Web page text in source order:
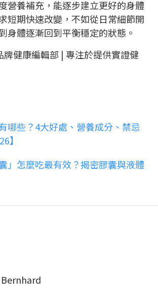
營養補充，能逐步建立更好的身體
短期快速改變，不如從日常細節開
身體逐漸回到平衡穩定的狀態。
健康編輯部 | 專注於提供實證健
哪些？4大好處、營養成分、禁忌
】
」怎麼吃最有效？揭密膠囊與液體